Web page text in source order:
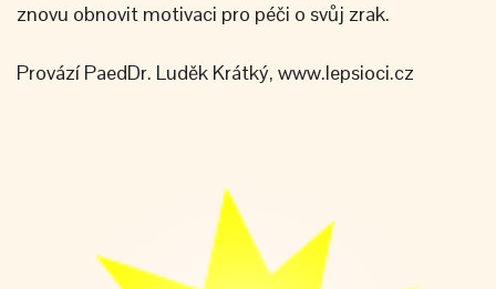
znovu obnovit motivaci pro péči o svůj zrak.
Provází PaedDr. Luděk Krátký, www.lepsioci.cz